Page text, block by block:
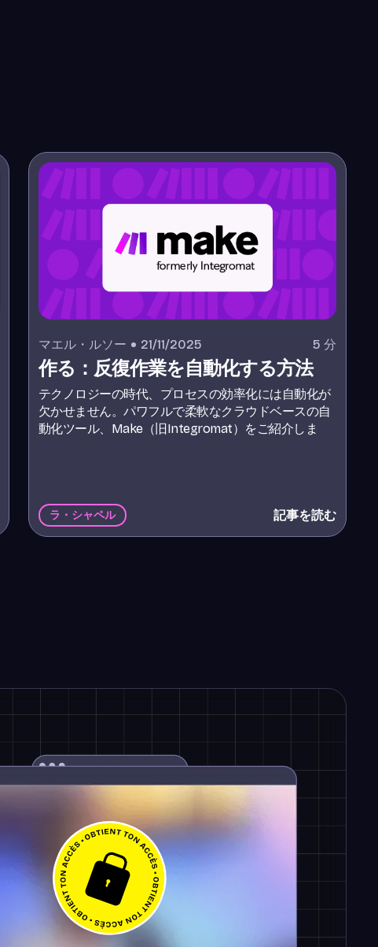
マエル・ルソー 21/11/2025 5 分
作る：反復作業を自動化する方法
テクノロジーの時代、プロセスの効率化には自動化が
欠かせません。パワフルで柔軟なクラウドベースの自
動化ツール、Make（旧Integromat）をご紹介しま
ラ・シャペル 記事を読む